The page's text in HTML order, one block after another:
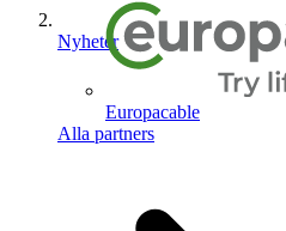
Europacable
Alla partners
Nyheter